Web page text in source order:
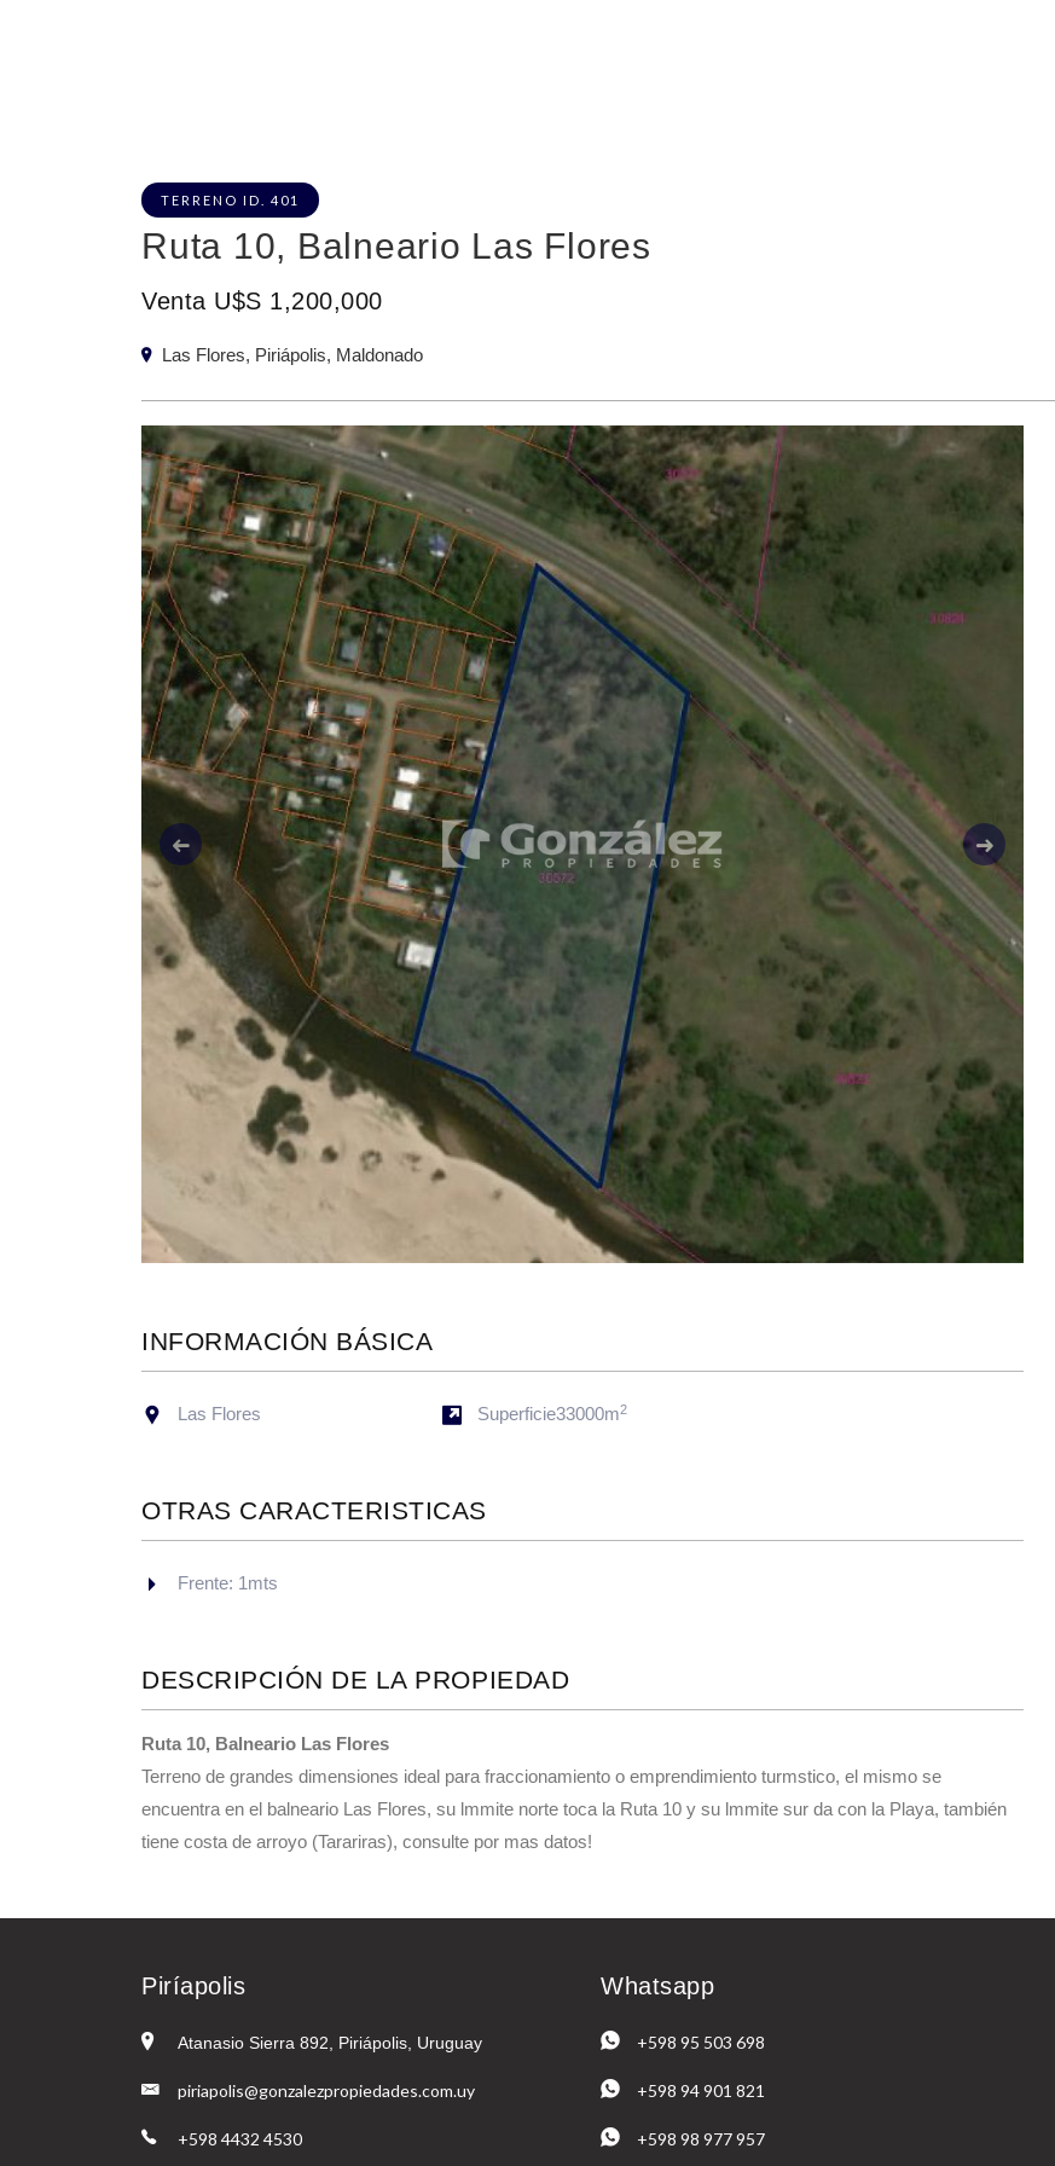
TERRENO ID. 401
Ruta 10, Balneario Las Flores
Venta U$S 1,200,000
Las Flores, Piriápolis, Maldonado
Anterior Siguiente
INFORMACIÓN BÁSICA
Las Flores Superficie33000m2
OTRAS CARACTERISTICAS
Frente: 1mts
DESCRIPCIÓN DE LA PROPIEDAD
Ruta 10, Balneario Las Flores
Terreno de grandes dimensiones ideal para fraccionamiento o emprendimiento turmstico, el mismo se
encuentra en el balneario Las Flores, su lmmite norte toca la Ruta 10 y su lmmite sur da con la Playa, también
tiene costa de arroyo (Tarariras), consulte por mas datos!
Piríapolis
Atanasio Sierra 892, Piriápolis, Uruguay
piriapolis@gonzalezpropiedades.com.uy
+598 4432 4530
Whatsapp
+598 95 503 698
+598 94 901 821
+598 98 977 957